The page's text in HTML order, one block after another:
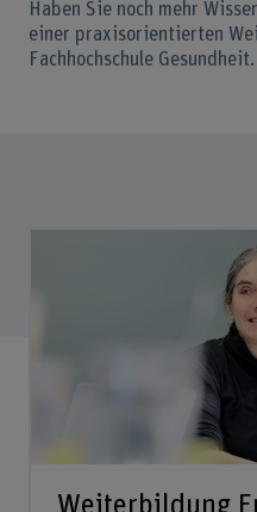
Haben Sie noch mehr
einer praxisorientierten
Fachhochschule Gesundheit.
Weiterbildung